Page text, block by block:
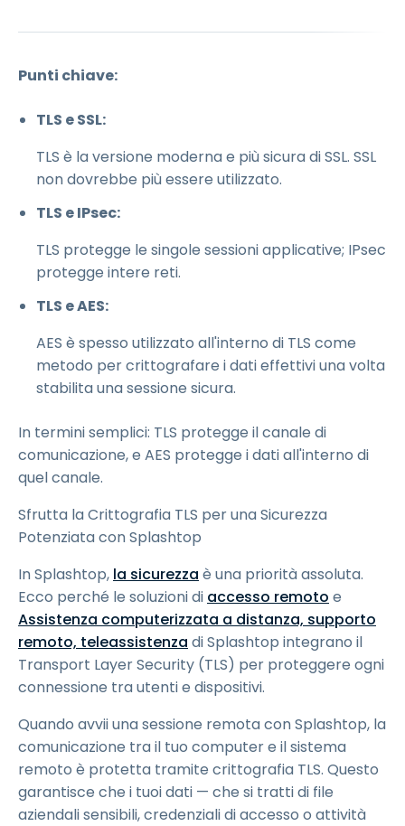
Punti chiave:
TLS e SSL:
TLS è la versione moderna e più sicura di SSL. SSL
non dovrebbe più essere utilizzato.
TLS e IPsec:
TLS protegge le singole sessioni applicative; IPsec
protegge intere reti.
TLS e AES:
AES è spesso utilizzato all'interno di TLS come
metodo per crittografare i dati effettivi una volta
stabilita una sessione sicura.
In termini semplici: TLS protegge il canale di
comunicazione, e AES protegge i dati all'interno di
quel canale.
Sfrutta la Crittografia TLS per una Sicurezza
Potenziata con Splashtop
In Splashtop, la sicurezza è una priorità assoluta.
Ecco perché le soluzioni di accesso remoto e
Assistenza computerizzata a distanza, supporto
remoto, teleassistenza di Splashtop integrano il
Transport Layer Security (TLS) per proteggere ogni
connessione tra utenti e dispositivi.
Quando avvii una sessione remota con Splashtop, la
comunicazione tra il tuo computer e il sistema
remoto è protetta tramite crittografia TLS. Questo
garantisce che i tuoi dati — che si tratti di file
aziendali sensibili, credenziali di accesso o attività